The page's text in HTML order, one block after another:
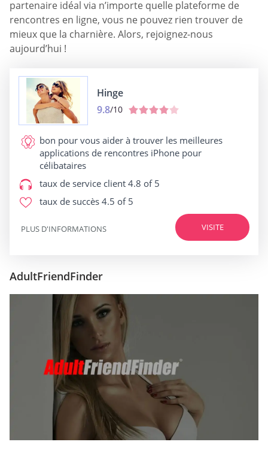
partenaire idéal via n’importe quelle plateforme de
rencontres en ligne, vous ne pouvez rien trouver de
mieux que la charnière. Alors, rejoignez-nous
aujourd’hui !
Hinge
9.8/10
bon pour vous aider à trouver les meilleures
applications de rencontres iPhone pour
célibataires
taux de service client 4.8 of 5
taux de succès 4.5 of 5
VISITE
PLUS D'INFORMATIONS
AdultFriendFinder